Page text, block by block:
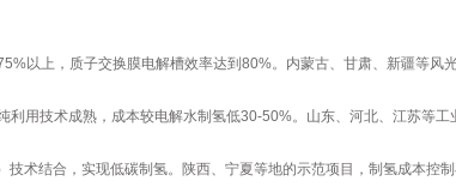
以上，质子交换膜电解槽效率达到80%。内蒙古、甘肃、新疆等风
利用技术成熟，成本较电解水制氢低30-50%。山东、河北、江苏等
术结合，实现低碳制氢。陕西、宁夏等地的示范项目，制氢成本控